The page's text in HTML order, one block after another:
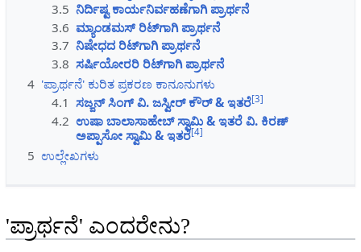
3.5 ನಿರ್ದಿಷ್ಟ ಕಾರ್ಯನಿರ್ವಹಣೆಗಾಗಿ ಪ್ರಾರ್ಥನೆ
3.6 ಮ್ಯಾಂಡಮಸ್ ರಿಟ್‌ಗಾಗಿ ಪ್ರಾರ್ಥನೆ
3.7 ನಿಷೇಧದ ರಿಟ್‌ಗಾಗಿ ಪ್ರಾರ್ಥನೆ
3.8 ಸರ್ಷಿಯೋರರಿ ರಿಟ್‌ಗಾಗಿ ಪ್ರಾರ್ಥನೆ
4 'ಪ್ರಾರ್ಥನೆ' ಕುರಿತ ಪ್ರಕರಣ ಕಾನೂನುಗಳು
4.1 ಸಜ್ಜನ್ ಸಿಂಗ್ ವಿ. ಜಸ್ವೀರ್ ಕೌರ್ & ಇತರೆ[3]
4.2 ಉಷಾ ಬಾಲಾಸಾಹೇಬ್ ಸ್ವಾಮಿ & ಇತರೆ ವಿ. ಕಿರಣ್
ಅಪ್ಪಾಸೋ ಸ್ವಾಮಿ & ಇತರೆ[4]
5 ಉಲ್ಲೇಖಗಳು
'ಪ್ರಾರ್ಥನೆ' ಎಂದರೇನು?